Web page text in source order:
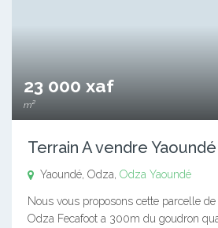
23 000 xaf
m²
Terrain A vendre
Yaoundé, Odza, Odza Yaoundé
Nous vous proposons cette parcelle
Odza Fecafoot a 300m du goudron